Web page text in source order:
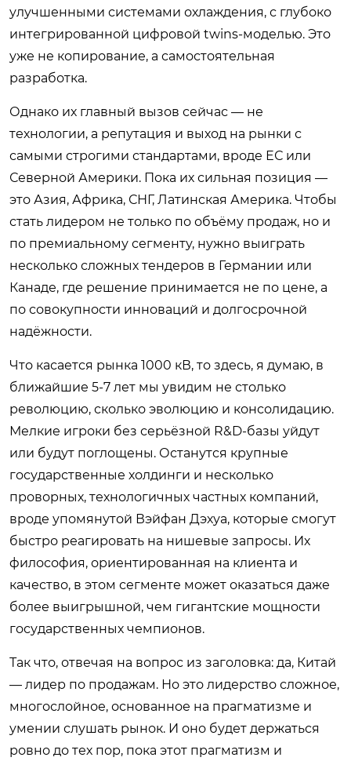
улучшенными системами охлаждения, с глубоко
интегрированной цифровой twins-моделью. Это
уже не копирование, а самостоятельная
разработка.
Однако их главный вызов сейчас — не
технологии, а репутация и выход на рынки с
самыми строгими стандартами, вроде ЕС или
Северной Америки. Пока их сильная позиция —
это Азия, Африка, СНГ, Латинская Америка. Чтобы
стать лидером не только по объёму продаж, но и
по премиальному сегменту, нужно выиграть
несколько сложных тендеров в Германии или
Канаде, где решение принимается не по цене, а
по совокупности инноваций и долгосрочной
надёжности.
Что касается рынка 1000 кВ, то здесь, я думаю, в
ближайшие 5-7 лет мы увидим не столько
революцию, сколько эволюцию и консолидацию.
Мелкие игроки без серьёзной R&D-базы уйдут
или будут поглощены. Останутся крупные
государственные холдинги и несколько
проворных, технологичных частных компаний,
вроде упомянутой Вэйфан Дэхуа, которые смогут
быстро реагировать на нишевые запросы. Их
философия, ориентированная на клиента и
качество, в этом сегменте может оказаться даже
более выигрышной, чем гигантские мощности
государственных чемпионов.
Так что, отвечая на вопрос из заголовка: да, Китай
— лидер по продажам. Но это лидерство сложное,
многослойное, основанное на прагматизме и
умении слушать рынок. И оно будет держаться
ровно до тех пор, пока этот прагматизм и